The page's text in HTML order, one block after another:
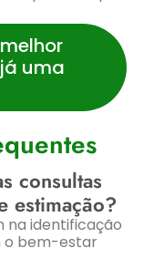
uma
consultas
estimação?
na identificação
o bem-estar